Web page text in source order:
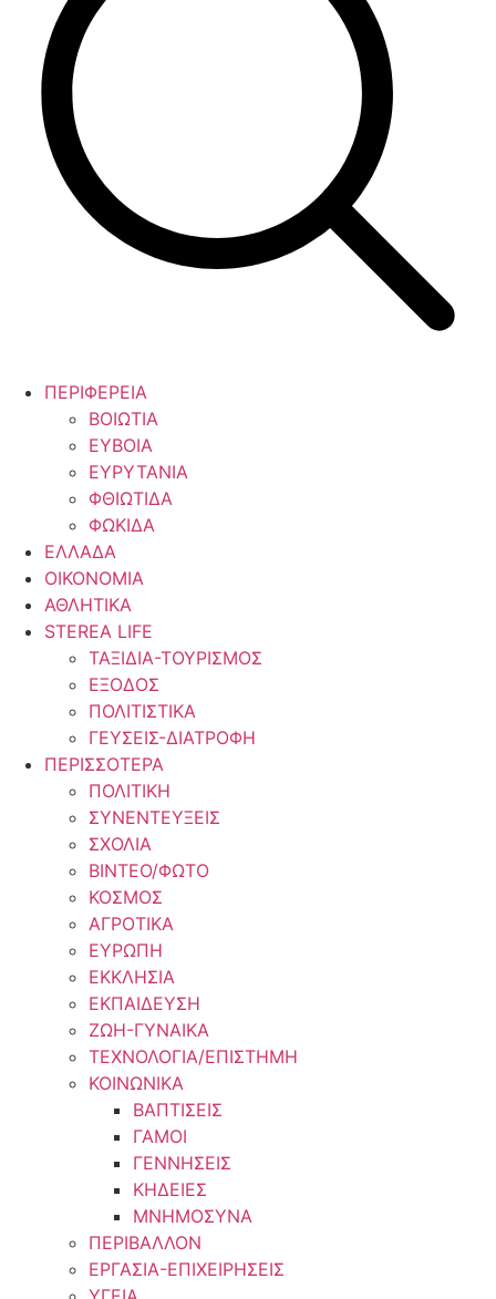
ΠΕΡΙΦΕΡΕΙΑ
ΒΟΙΩΤΙΑ
ΕΥΒΟΙΑ
ΕΥΡΥΤΑΝΙΑ
ΦΘΙΩΤΙΔΑ
ΦΩΚΙΔΑ
ΕΛΛΑΔΑ
ΟΙΚΟΝΟΜΙΑ
ΑΘΛΗΤΙΚΑ
STEREA LIFE
ΤΑΞΙΔΙΑ-ΤΟΥΡΙΣΜΟΣ
ΕΞΟΔΟΣ
ΠΟΛΙΤΙΣΤΙΚΑ
ΓΕΥΣΕΙΣ-ΔΙΑΤΡΟΦΗ
ΠΕΡΙΣΣΟΤΕΡΑ
ΠΟΛΙΤΙΚΗ
ΣΥΝΕΝΤΕΥΞΕΙΣ
ΣΧΟΛΙΑ
ΒΙΝΤΕΟ/ΦΩΤΟ
ΚΟΣΜΟΣ
ΑΓΡΟΤΙΚΑ
ΕΥΡΩΠΗ
ΕΚΚΛΗΣΙΑ
ΕΚΠΑΙΔΕΥΣΗ
ΖΩΗ-ΓΥΝΑΙΚΑ
ΤΕΧΝΟΛΟΓΙΑ/ΕΠΙΣΤΗΜΗ
ΚΟΙΝΩΝΙΚΑ
ΒΑΠΤΙΣΕΙΣ
ΓΑΜΟΙ
ΓΕΝΝΗΣΕΙΣ
ΚΗΔΕΙΕΣ
ΜΝΗΜΟΣΥΝΑ
ΠΕΡΙΒΑΛΛΟΝ
ΕΡΓΑΣΙΑ-ΕΠΙΧΕΙΡΗΣΕΙΣ